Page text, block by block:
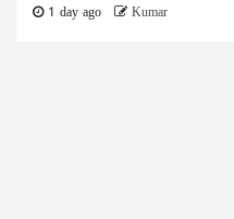
1 day ago Kumar